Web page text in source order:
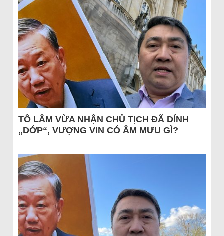
TÔ LÂM VỪA NHẬN CHỦ TỊCH ĐÃ DÍNH
„DỚP“, VƯỢNG VIN CÓ ÂM MƯU GÌ?